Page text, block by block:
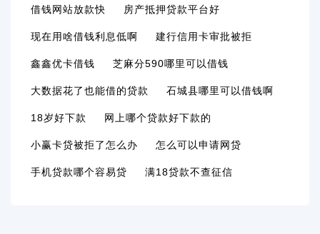
借钱网站放款快 房产抵押贷款平台好
现在用啥借钱利息低啊 建行信用卡审批被拒
鑫鑫优卡借钱 芝麻分590哪里可以借钱
大数据花了也能借的贷款 石城县哪里可以借钱啊
18岁好下款 网上哪个贷款好下款的
小赢卡贷被拒了怎么办 怎么可以申请网贷
手机贷款哪个容易贷 满18贷款不查征信